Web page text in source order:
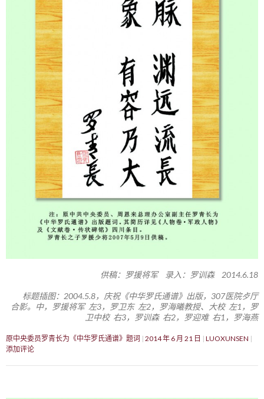
供稿：罗援将军 录入：罗训森 2014.6.18
标题插图：2004.5.8，庆祝《中华罗氏通谱》出版，307医院歺厅
合影。中，罗援将军 左3，罗卫东 左2，罗海曦教授、大校 左1，罗
卫中校 右3，罗训森 右2，罗迎难 右1，罗海燕
原中央委员罗青长为《中华罗氏通谱》题词 2014 年 6 月 21 日
LUOXUNSEN
添加评论